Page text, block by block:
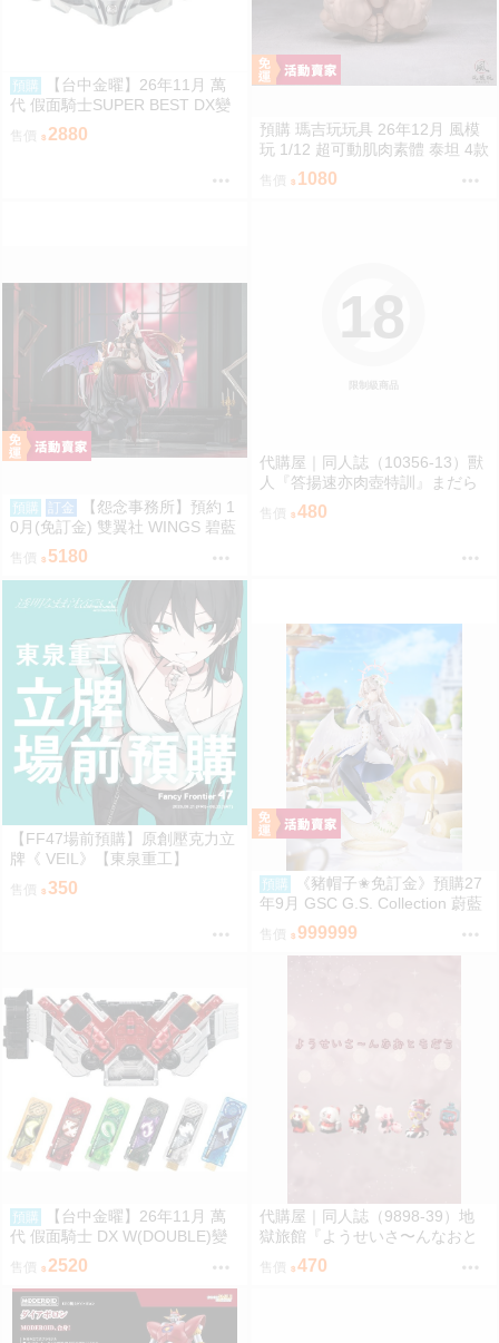
預購
【台中金曜】26年11月 萬
代 假面騎士SUPER BEST DX變
身腰帶Drive驅動器&移速手鐲 再
版 0814
售價 2880
預購 瑪吉玩玩具 26年12月 風模
玩 1/12 超可動肌肉素體 泰坦 4款
膚色 0828
售價 1080
預購 訂金
【怨念事務所】預約 1
0月(免訂金) 雙翼社 WINGS 碧藍
航線 阿爾比恩 銀月下的夜之眷屬
1/7 0927
5180
限制級商品
18
代購屋｜同人誌（10356-13）獸
人『答揚速亦肉壺特訓』まだら
模様 まんだら亭
480
【FF47場前預購】原創壓克力立
牌《 VEIL》【東泉重工】
售價 350 預購
《豬帽子✬免訂金》預購27
年9月 GSC G.S. Collection 蔚藍
檔案 渚 ～花香微笑～ 1/7 0920
售價 999999
預購
【台中金曜】26年11月 萬
代 假面騎士 DX W(DOUBLE)變
身腰帶(平成20周年VER.) 再版 0
814
2520
代購屋｜同人誌（9898-39）地
獄旅館『ようせいさ〜んなおと
もだち』ia さくらんぼアイス
470